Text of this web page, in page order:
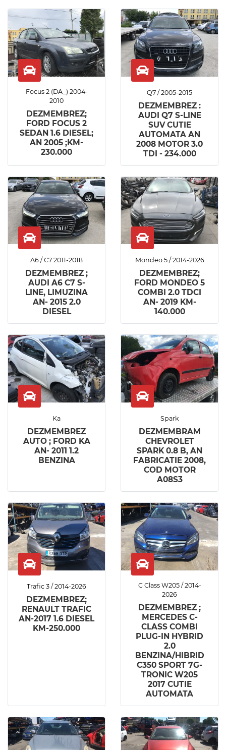
Focus 2 (DA_) 2004-
2010
DEZMEMBREZ;
FORD FOCUS 2
SEDAN 1.6 DIESEL;
AN 2005 ;KM-
230.000
Q7 / 2005-2015
DEZMEMBREZ :
AUDI Q7 S-LINE
SUV CUTIE
AUTOMATA AN
2008 MOTOR 3.0
TDI - 234.000
A6 / C7 2011-2018
DEZMEMBREZ ;
AUDI A6 C7 S-
LINE, LIMUZINA
AN- 2015 2.0
DIESEL
Mondeo 5 / 2014-2026
DEZMEMBREZ;
FORD MONDEO 5
COMBI 2.0 TDCI
AN- 2019 KM-
140.000
Ka
DEZMEMBREZ
AUTO ; FORD KA
AN- 2011 1.2
BENZINA
Spark
DEZMEMBRAM
CHEVROLET
SPARK 0.8 B, AN
FABRICATIE 2008,
COD MOTOR
A08S3
Trafic 3 / 2014-2026
DEZMEMBREZ;
RENAULT TRAFIC
AN-2017 1.6 DIESEL
KM-250.000
C Class W205 / 2014-
2026
DEZMEMBREZ ;
MERCEDES C-
CLASS COMBI
PLUG-IN HYBRID
2.0
BENZINA/HIBRID
C350 SPORT 7G-
TRONIC W205
2017 CUTIE
AUTOMATA